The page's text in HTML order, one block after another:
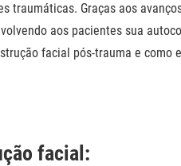
traumáticas. Graças aos
aos pacientes sua
facial pós-trauma e como
facial: